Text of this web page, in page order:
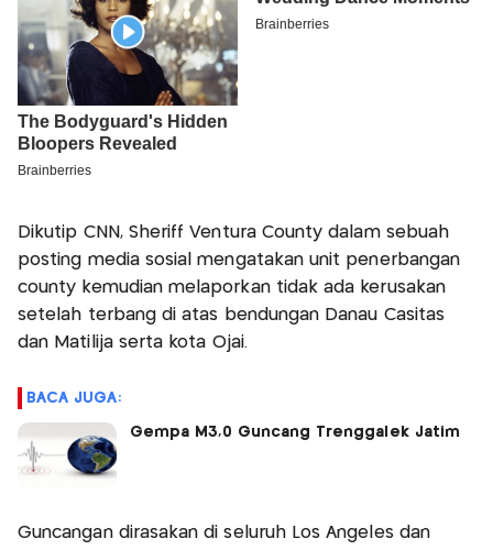
Dikutip CNN, Sheriff Ventura County dalam sebuah
posting media sosial mengatakan unit penerbangan
county kemudian melaporkan tidak ada kerusakan
setelah terbang di atas bendungan Danau Casitas
dan Matilija serta kota Ojai.
BACA JUGA:
Gempa M3,0 Guncang Trenggalek Jatim
Guncangan dirasakan di seluruh Los Angeles dan